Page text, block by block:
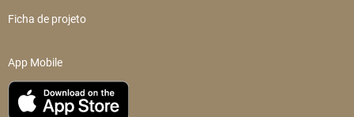
Ficha de projeto
App Mobile